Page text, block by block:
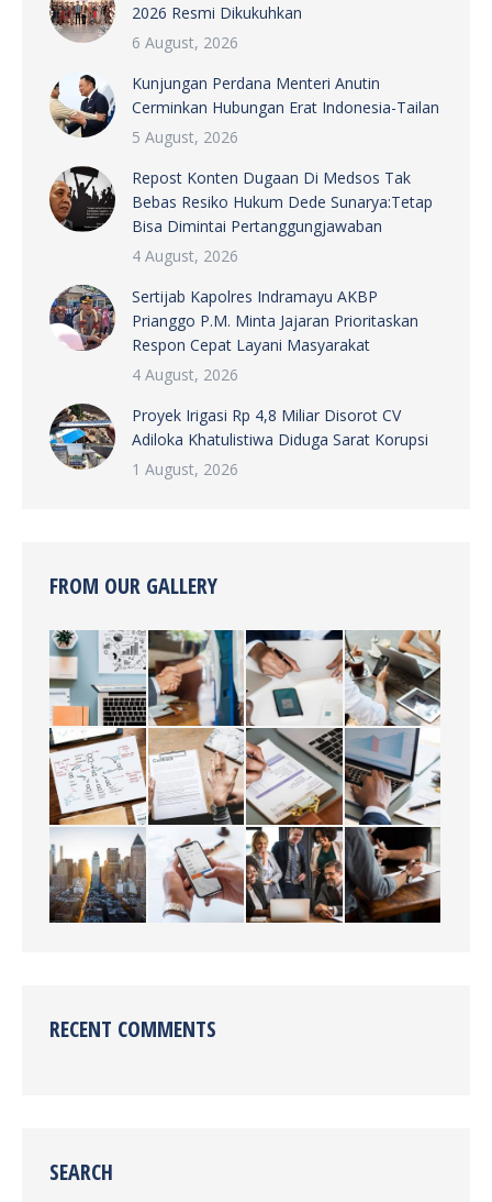
2026 Resmi Dikukuhkan
6 August, 2026
Kunjungan Perdana Menteri Anutin
Cerminkan Hubungan Erat Indonesia-Tailan
5 August, 2026
Repost Konten Dugaan Di Medsos Tak
Bebas Resiko Hukum Dede Sunarya:Tetap
Bisa Dimintai Pertanggungjawaban
4 August, 2026
Sertijab Kapolres Indramayu AKBP
Prianggo P.M. Minta Jajaran Prioritaskan
Respon Cepat Layani Masyarakat
4 August, 2026
Proyek Irigasi Rp 4,8 Miliar Disorot CV
Adiloka Khatulistiwa Diduga Sarat Korupsi
1 August, 2026
FROM OUR GALLERY
RECENT COMMENTS
SEARCH